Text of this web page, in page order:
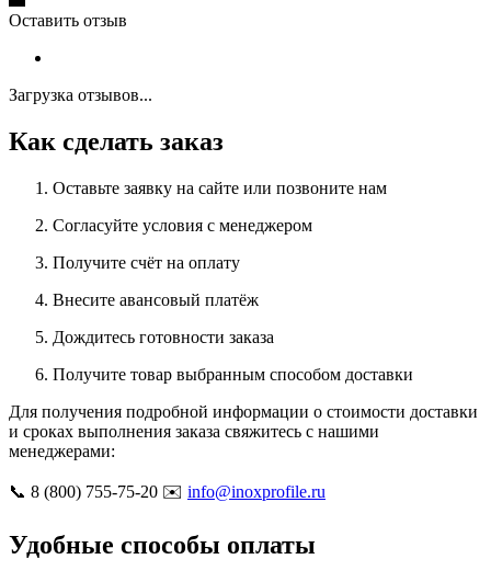
Оставить отзыв
Загрузка отзывов...
Как сделать заказ
Оставьте заявку на сайте или позвоните нам
Согласуйте условия с менеджером
Получите счёт на оплату
Внесите авансовый платёж
Дождитесь готовности заказа
Получите товар выбранным способом доставки
Для получения подробной информации о стоимости доставки
и сроках выполнения заказа свяжитесь с нашими
менеджерами:
📞 8 (800) 755-75-20 ✉️ info@inoxprofile.ru
Удобные способы оплаты